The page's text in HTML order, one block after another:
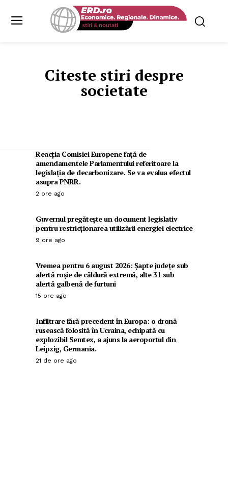
Citeste stiri despre
societate
Reacția Comisiei Europene față de
amendamentele Parlamentului referitoare la
legislația de decarbonizare. Se va evalua efectul
asupra PNRR.
2 ore ago
Guvernul pregătește un document legislativ
pentru restricționarea utilizării energiei electrice
9 ore ago
Vremea pentru 6 august 2026: Șapte județe sub
alertă roșie de căldură extremă, alte 31 sub
alertă galbenă de furtuni
15 ore ago
Infiltrare fără precedent în Europa: o dronă
rusească folosită în Ucraina, echipată cu
explozibil Semtex, a ajuns la aeroportul din
Leipzig, Germania.
21 de ore ago